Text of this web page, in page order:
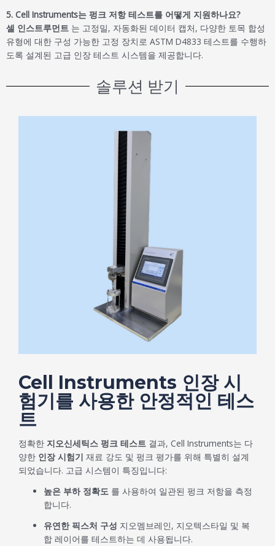
5. Cell Instruments는 펑크 저항 테스트를 어떻게 지원하나요?
셀 인스트루먼트 는 고정밀, 자동화된 데이터 캡처, 다양한 토목 합성
유형에 대한 구성 가능한 고정 장치로 ASTM D4833 테스트를 수행하
도록 설계된 고급 인장 테스트 시스템을 제공합니다.
솔루션 받기
Cell Instruments 인장 시
험기를 사용한 안정적인 테스
트
정확한 지오신세틱스 펑크 테스트 결과, Cell Instruments는 다
양한 인장 시험기 재료 강도 및 펑크 평가를 위해 특별히 설계
되었습니다. 고급 시스템이 특징입니다:
높은 부하 정확도 를 사용하여 일관된 펑크 저항을 측정
합니다.
유연한 픽스처 구성 지오멤브레인, 지오텍스타일 및 복
합 레이어를 테스트하는 데 사용됩니다.